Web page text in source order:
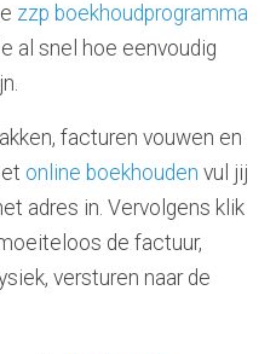
zzp boekhoudprogramma
al snel hoe eenvoudig
facturen vouwen en
online boekhouden vul jij
adres in. Vervolgens klik
de factuur,
versturen naar de